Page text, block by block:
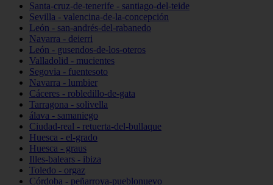
Santa-cruz-de-tenerife - santiago-del-teide
Sevilla - valencina-de-la-concepción
León - san-andrés-del-rabanedo
Navarra - deierri
León - gusendos-de-los-oteros
Valladolid - mucientes
Segovia - fuentesoto
Navarra - lumbier
Cáceres - robledillo-de-gata
Tarragona - solivella
álava - samaniego
Ciudad-real - retuerta-del-bullaque
Huesca - el-grado
Huesca - graus
Illes-balears - ibiza
Toledo - orgaz
Córdoba - peñarroya-pueblonuevo